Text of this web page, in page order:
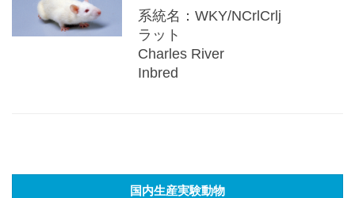
系統名：WKY/NCrlCrlj
ラット
Charles River
Inbred
国内生産実験動物